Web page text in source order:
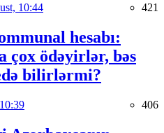
10:44 421
hesabı:
çox ödəyirlər, bəs
bilirlərmi?
406